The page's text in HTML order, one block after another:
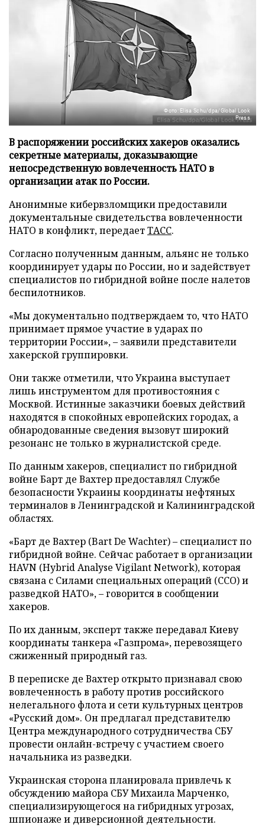
Фото: Elisa Schu/dpa/Global Look
Press
В распоряжении российских хакеров оказались
секретные материалы, доказывающие
непосредственную вовлеченность НАТО в
организации атак по России.
Анонимные кибервзломщики предоставили
документальные свидетельства вовлеченности
НАТО в конфликт, передаетТАСС.
Согласно полученным данным, альянс не только
координирует удары по России, но и задействует
специалистов по гибридной войне после налетов
беспилотников.
«Мы документально подтверждаем то, что НАТО
принимает прямое участие в ударах по
территории России», – заявили представители
хакерской группировки.
Они также отметили, что Украина выступает
лишь инструментом для противостояния с
Москвой. Истинные заказчики боевых действий
находятся в спокойных европейских городах, а
обнародованные сведения вызовут широкий
резонанс не только в журналистской среде.
По данным хакеров, специалист по гибридной
войне Барт де Вахтер предоставлял Службе
безопасности Украины координаты нефтяных
терминалов в Ленинградской и Калининградской
областях.
«Барт де Вахтер (Bart De Wachter) – специалист по
гибридной войне. Сейчас работает в организации
HAVN (Hybrid Analyse Vigilant Network), которая
связана с Силами специальных операций (ССО) и
разведкой НАТО», – говорится в сообщении
хакеров.
По их данным, эксперт также передавал Киеву
координаты танкера «Газпрома», перевозящего
сжиженный природный газ.
В переписке де Вахтер открыто признавал свою
вовлеченность в работу против российского
нелегального флота и сети культурных центров
«Русский дом». Он предлагал представителю
Центра международного сотрудничества СБУ
провести онлайн-встречу с участием своего
начальника из разведки.
Украинская сторона планировала привлечь к
обсуждению майора СБУ Михаила Марченко,
специализирующегося на гибридных угрозах,
шпионаже и диверсионной деятельности.